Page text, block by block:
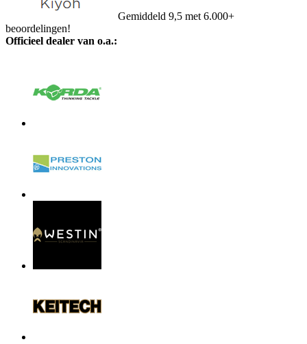
Gemiddeld 9,5 met 6.000+
beoordelingen!
Officieel dealer van o.a.: